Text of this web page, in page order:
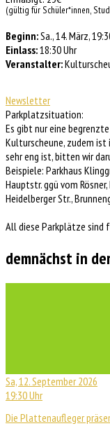
(gültig für Schüler*innen,
Beginn:Sa., 14. März,
Einlass:18:30 Uhr
Veranstalter:
Newsletter
Parkplatzsituation:
Es gibt nur eine
Kulturscheune, zudem
sehr eng ist, bitten wir
Beispiele: Parkhaus
Hauptstr. ggü vom
Heidelberger Str.,
All diese Parkplätze sind
demnächst in
Sa, 12. September 2026
19:30 Uhr
Die Plattenaufleger